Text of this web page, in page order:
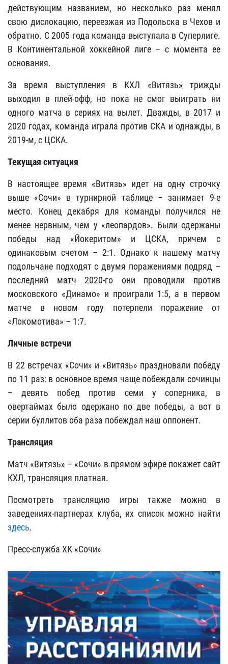
действующим названием, но несколько раз менял
свою дислокацию, переезжая из Подольска в Чехов и
обратно. С 2005 года команда выступала в Суперлиге.
В Континентальной хоккейной лиге – с момента ее
основания.
За время выступления в КХЛ «Витязь» трижды
выходил в плей-офф, но пока не смог выиграть ни
одного матча в сериях на вылет. Дважды, в 2017 и
2020 годах, команда играла против СКА и однажды, в
2019-м, с ЦСКА.
Текущая ситуация
В настоящее время «Витязь» идет на одну строчку
выше «Сочи» в турнирной таблице – занимает 9-е
место. Конец декабря для команды получился не
менее нервным, чем у «леопардов». Были одержаны
победы над «Йокеритом» и ЦСКА, причем с
одинаковым счетом – 2:1. Однако к нашему матчу
подольчане подходят с двумя поражениями подряд –
последний матч 2020-го они проводили против
московского «Динамо» и проиграли 1:5, а в первом
матче в новом году потерпели поражение от
«Локомотива» – 1:7.
Личные встречи
В 22 встречах «Сочи» и «Витязь» праздновали победу
по 11 раз: в основное время чаще побеждали сочинцы
– девять побед против семи у соперника, в
овертаймах было одержано по две победы, а вот в
серии буллитов оба раза побеждал наш оппонент.
Трансляция
Матч «Витязь» – «Сочи» в прямом эфире покажет сайт
КХЛ, трансляция платная.
Посмотреть трансляцию игры также можно в
заведениях-партнерах клуба, их список можно найти
здесь.
Пресс-служба ХК «Сочи»